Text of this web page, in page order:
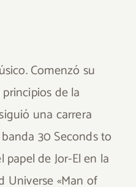
Comenzó su
de la
una carrera
30 Seconds to
papel de Jor-El en la
Universe «Man of